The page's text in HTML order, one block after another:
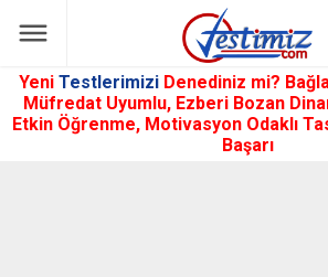
Yeni Testlerimizi Denediniz mi?
Müfredat Uyumlu, Ezberi Bozan
Etkin Öğrenme, Motivasyon Odaklı
Başarı